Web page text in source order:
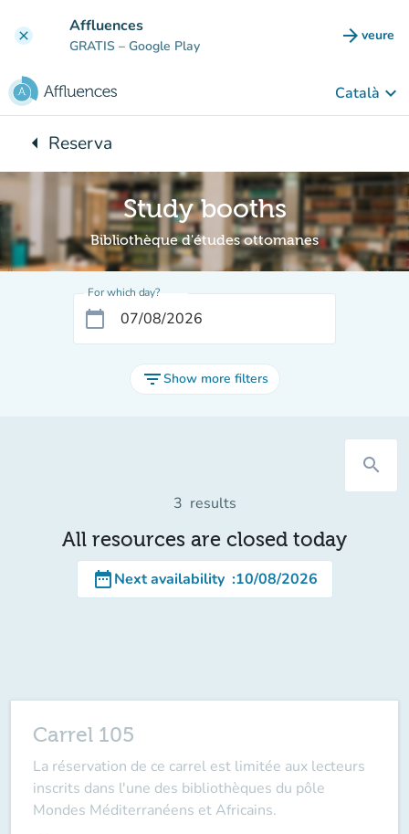
clear Affluences
GRATIS – Google Play arrow_forward veure
(new
Català keyboard_arrow_down
arrow_leftBack to:
Reserva
Study booths
Bibliothèque d'études ottomanes
For which day?
calendar_today
filter_listShow more filters
search
3 results
All resources are closed today
date_rangeNext availability :10/08/2026
Carrel 105
La réservation de ce carrel est limitée aux lecteurs
inscrits dans l'une des bibliothèques du pôle
Mondes Méditerranéens et Africains.